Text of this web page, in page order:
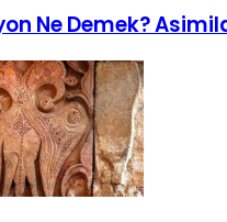
Ne Demek?